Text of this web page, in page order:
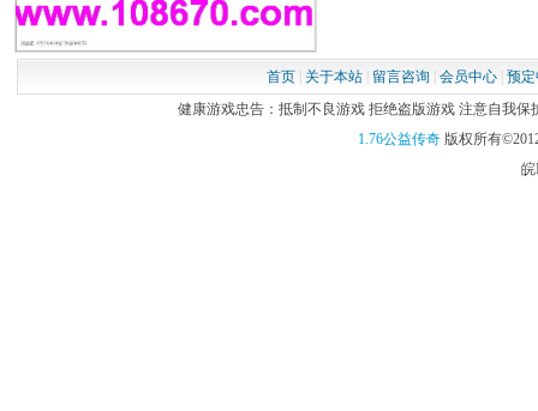
首页| 关于本站| 留言咨询 会员中心| 预
健康游戏忠告：抵制不良游戏 拒绝盗版游戏 注意自我保
1.76公益传奇版权所有
皖